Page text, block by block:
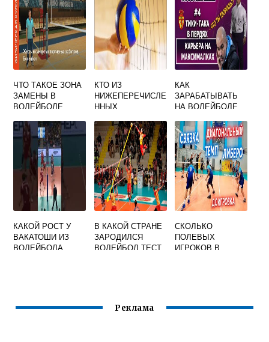
ЧТО ТАКОЕ ЗОНА
ЗАМЕНЫ В
ВОЛЕЙБОЛЕ
КТО ИЗ
НИЖЕПЕРЕЧИСЛЕ
ННЫХ
ФИЗИЧЕСКОЙ
КУЛЬТУРЫ
ЯВЛЯЕТСЯ
РОДОНАЧАЛЬНИК
ОМ ИГРЫ В
ВОЛЕЙБОЛ
КАК
ЗАРАБАТЫВАТЬ
НА ВОЛЕЙБОЛЕ
КАКОЙ РОСТ У
ВАКАТОШИ ИЗ
ВОЛЕЙБОЛА
В КАКОЙ СТРАНЕ
ЗАРОДИЛСЯ
ВОЛЕЙБОЛ ТЕСТ
СКОЛЬКО
ПОЛЕВЫХ
ИГРОКОВ В
Реклама